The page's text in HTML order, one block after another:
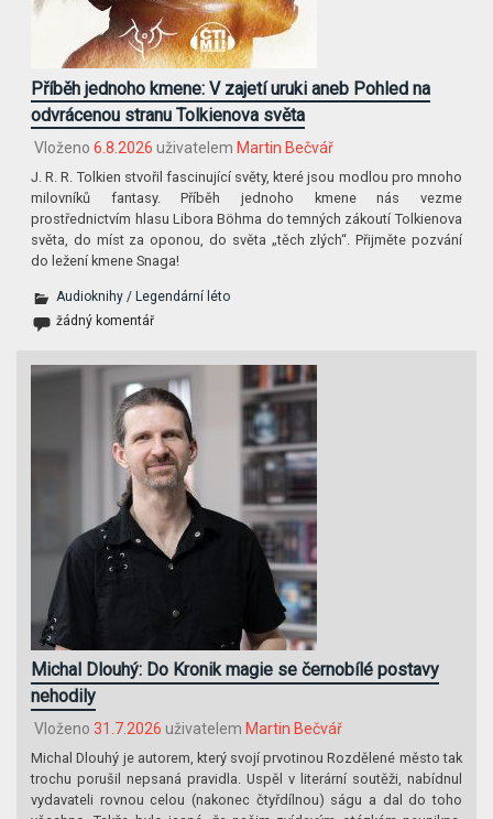
Příběh jednoho kmene: V zajetí uruki aneb Pohled na
odvrácenou stranu Tolkienova světa
Vloženo 6.8.2026 uživatelem Martin Bečvář
J. R. R. Tolkien stvořil fascinující světy, které jsou modlou pro mnoho
milovníků fantasy. Příběh jednoho kmene nás vezme
prostřednictvím hlasu Libora Böhma do temných zákoutí Tolkienova
světa, do míst za oponou, do světa „těch zlých“. Přijměte pozvání
do ležení kmene Snaga!
Audioknihy /Legendární léto
žádný komentář
Michal Dlouhý: Do Kronik magie se černobílé postavy
nehodily
Vloženo 31.7.2026 uživatelem Martin Bečvář
Michal Dlouhý je autorem, který svojí prvotinou Rozdělené město tak
trochu porušil nepsaná pravidla. Uspěl v literární soutěži, nabídnul
vydavateli rovnou celou (nakonec čtyřdílnou) ságu a dal do toho